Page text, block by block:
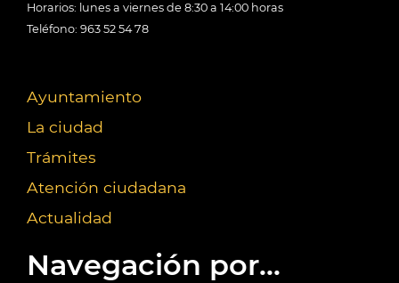
Horarios: lunes a viernes de 8:30 a 14:00 horas
Teléfono: 963 52 54 78
Ayuntamiento
La ciudad
Trámites
Atención ciudadana
Actualidad
Navegación por...